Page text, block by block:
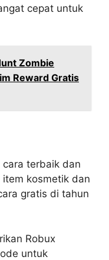
cepat untuk
Zombie
Reward Gratis
cara terbaik dan
kosmetik dan
gratis di tahun
Robux
untuk